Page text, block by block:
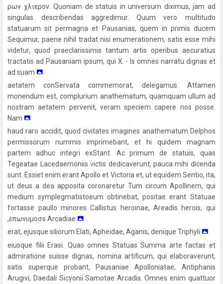
ρων χλιερον. Quoniam de statuis in universum diximus, jam ad
singulas describendas aggredimur. Quum vero multitudo
statuarum sit permagna et Pausanias, quem in primis ducem
Sequimur, paene nihil tradat nisi enumerationem, satis esse mihi
videtur, quod praeclarissimis tantum artis operibus aecuratius
tractatis ad Pausaniam ipsum, qui X. - Is omnes narratu dignas et
ad suam
aetatem conServata commemorat, delegamus. Attamen
monendum est, complurium anathematum, quamquam ullum ad
nostram aetatem pervenit, veram speciem capere nos posse.
Nam
haud raro accidit, quod civitates imagines anathematum Delphos
permissorum nummis imprimebant, et hi quidem magnam
partem adhuc integri exStant. Ac primum de statuis, quas
Tegeatae Lacedaemoniis victis dedicaverunt, pauca mihi dicenda
sunt. Essiet enim erant Apollo et Victoria et, ut equidem Sentio, ita,
ut deus a dea apposita coronaretur Tum circum Apollinem, qui
medium symplegmatistoeum obtinebat, positae erant Statuae
fortasse paullo minores Callistus heroinae, Areadis herois, qui
,ἐπωνυμοσs Arcadiae
erat, ejusque siliorum Elati, Apheidae, Aganis, denique Triphyli
eiusque filii Erasi. Quas omnes Statuas Summa arte factas et
admiratione suisse dignas, nomina artificum, qui elaboraverunt,
satis superque probant, Pausaniae Apolloniatae, Antiphanis
Arugivi, Daedali Sicyonii Samotae Arcadis. Omnes enim quattuor